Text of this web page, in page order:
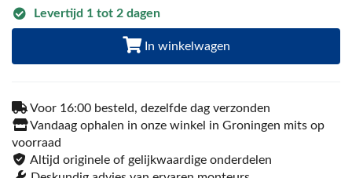
Levertijd 1 tot 2 dagen
In winkelwagen
Voor 16:00 besteld, dezelfde dag verzonden
Vandaag ophalen in onze winkel in Groningen mits op
voorraad
Altijd originele of gelijkwaardige onderdelen